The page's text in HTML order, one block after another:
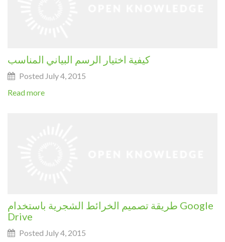
كيفية اختيار الرسم البياني المناسب
Posted July 4, 2015
Read more
طريقة تصميم الخرائط الشجرية باستخدام Google
Drive
Posted July 4, 2015